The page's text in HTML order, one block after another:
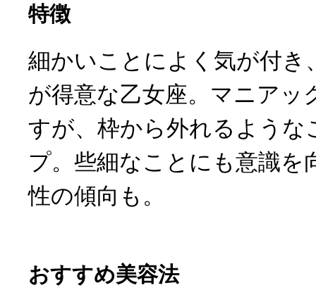
特徴
細かいことによく気が付き
が得意な乙女座。マニアッ
すが、枠から外れるような
プ。些細なことにも意識を
性の傾向も。
おすすめ美容法